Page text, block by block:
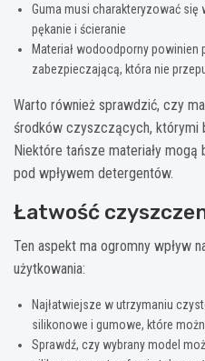
Guma musi charakteryzować
pękanie i ścieranie
Materiał wodoodporny
zabezpieczającą, która nie
Warto również sprawdzić, czy
środków czyszczących, którymi
Niektóre tańsze materiały
pod wpływem detergentów.
Łatwość
Ten aspekt ma ogromny wpływ
użytkowania:
Najłatwiejsze w utrzymaniu
silikonowe i gumowe, które
Sprawdź, czy wybrany model